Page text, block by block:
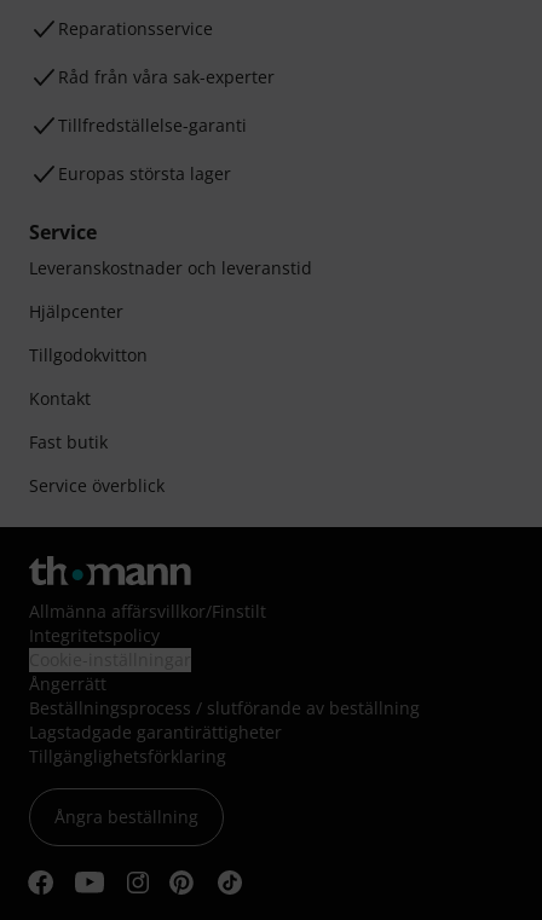
Reparationsservice
Råd från våra sak-experter
Tillfredställelse-garanti
Europas största lager
Service
Leveranskostnader och leveranstid
Hjälpcenter
Tillgodokvitton
Kontakt
Fast butik
Service överblick
Allmänna affärsvillkor/Finstilt
Integritetspolicy
Ångerrätt
Beställningsprocess / slutförande av beställning
Lagstadgade garantirättigheter
Tillgänglighetsförklaring
Ångra beställning